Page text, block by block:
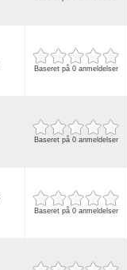
Baseret på 0 anmeldelser
Baseret på 0 anmeldelser
Baseret på 0 anmeldelser